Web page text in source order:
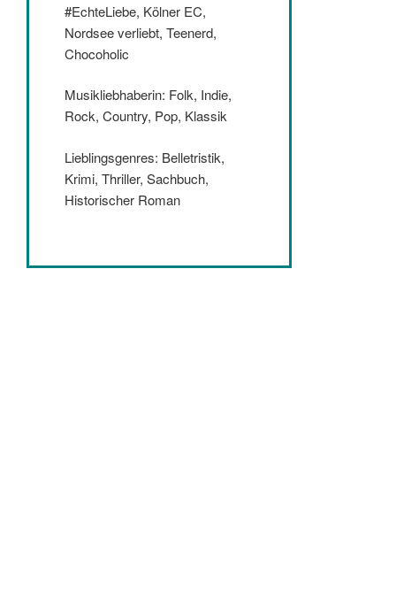
#EchteLiebe, Kölner EC,
Nordsee verliebt, Teenerd,
Chocoholic
Musikliebhaberin: Folk, Indie,
Rock, Country, Pop, Klassik
Lieblingsgenres: Belletristik,
Krimi, Thriller, Sachbuch,
Historischer Roman